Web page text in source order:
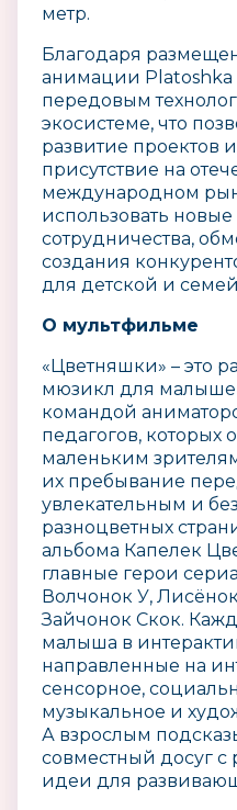
метр.
Благодаря
анимации Platoshka
передовым
экосистеме, что
развитие проектов
присутствие на
международном
использовать
сотрудничества,
создания
для детской и
О мультфильме
«Цветняшки» – это
мюзикл для
командой
педагогов, которых
маленьким
их пребывание
увлекательным и
разноцветных
альбома Капелек
главные герои
Волчонок У,
Зайчонок Скок.
малыша в
направленные на
сенсорное,
музыкальное и
А взрослым
совместный досуг с
идеи для